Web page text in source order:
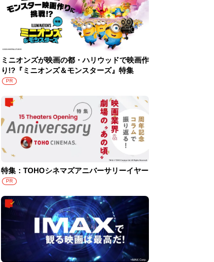
ミニオンズが映画の都・ハリウッドで映画作
り!?『ミニオンズ＆モンスターズ』特集
PR
特集：TOHOシネマズアニバーサリーイヤー
PR